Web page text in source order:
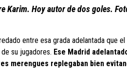
Karim. Hoy autor de dos goles.
entre esa grada adelantada que
su jugadores. Ese Madrid
merengues replegaban bien